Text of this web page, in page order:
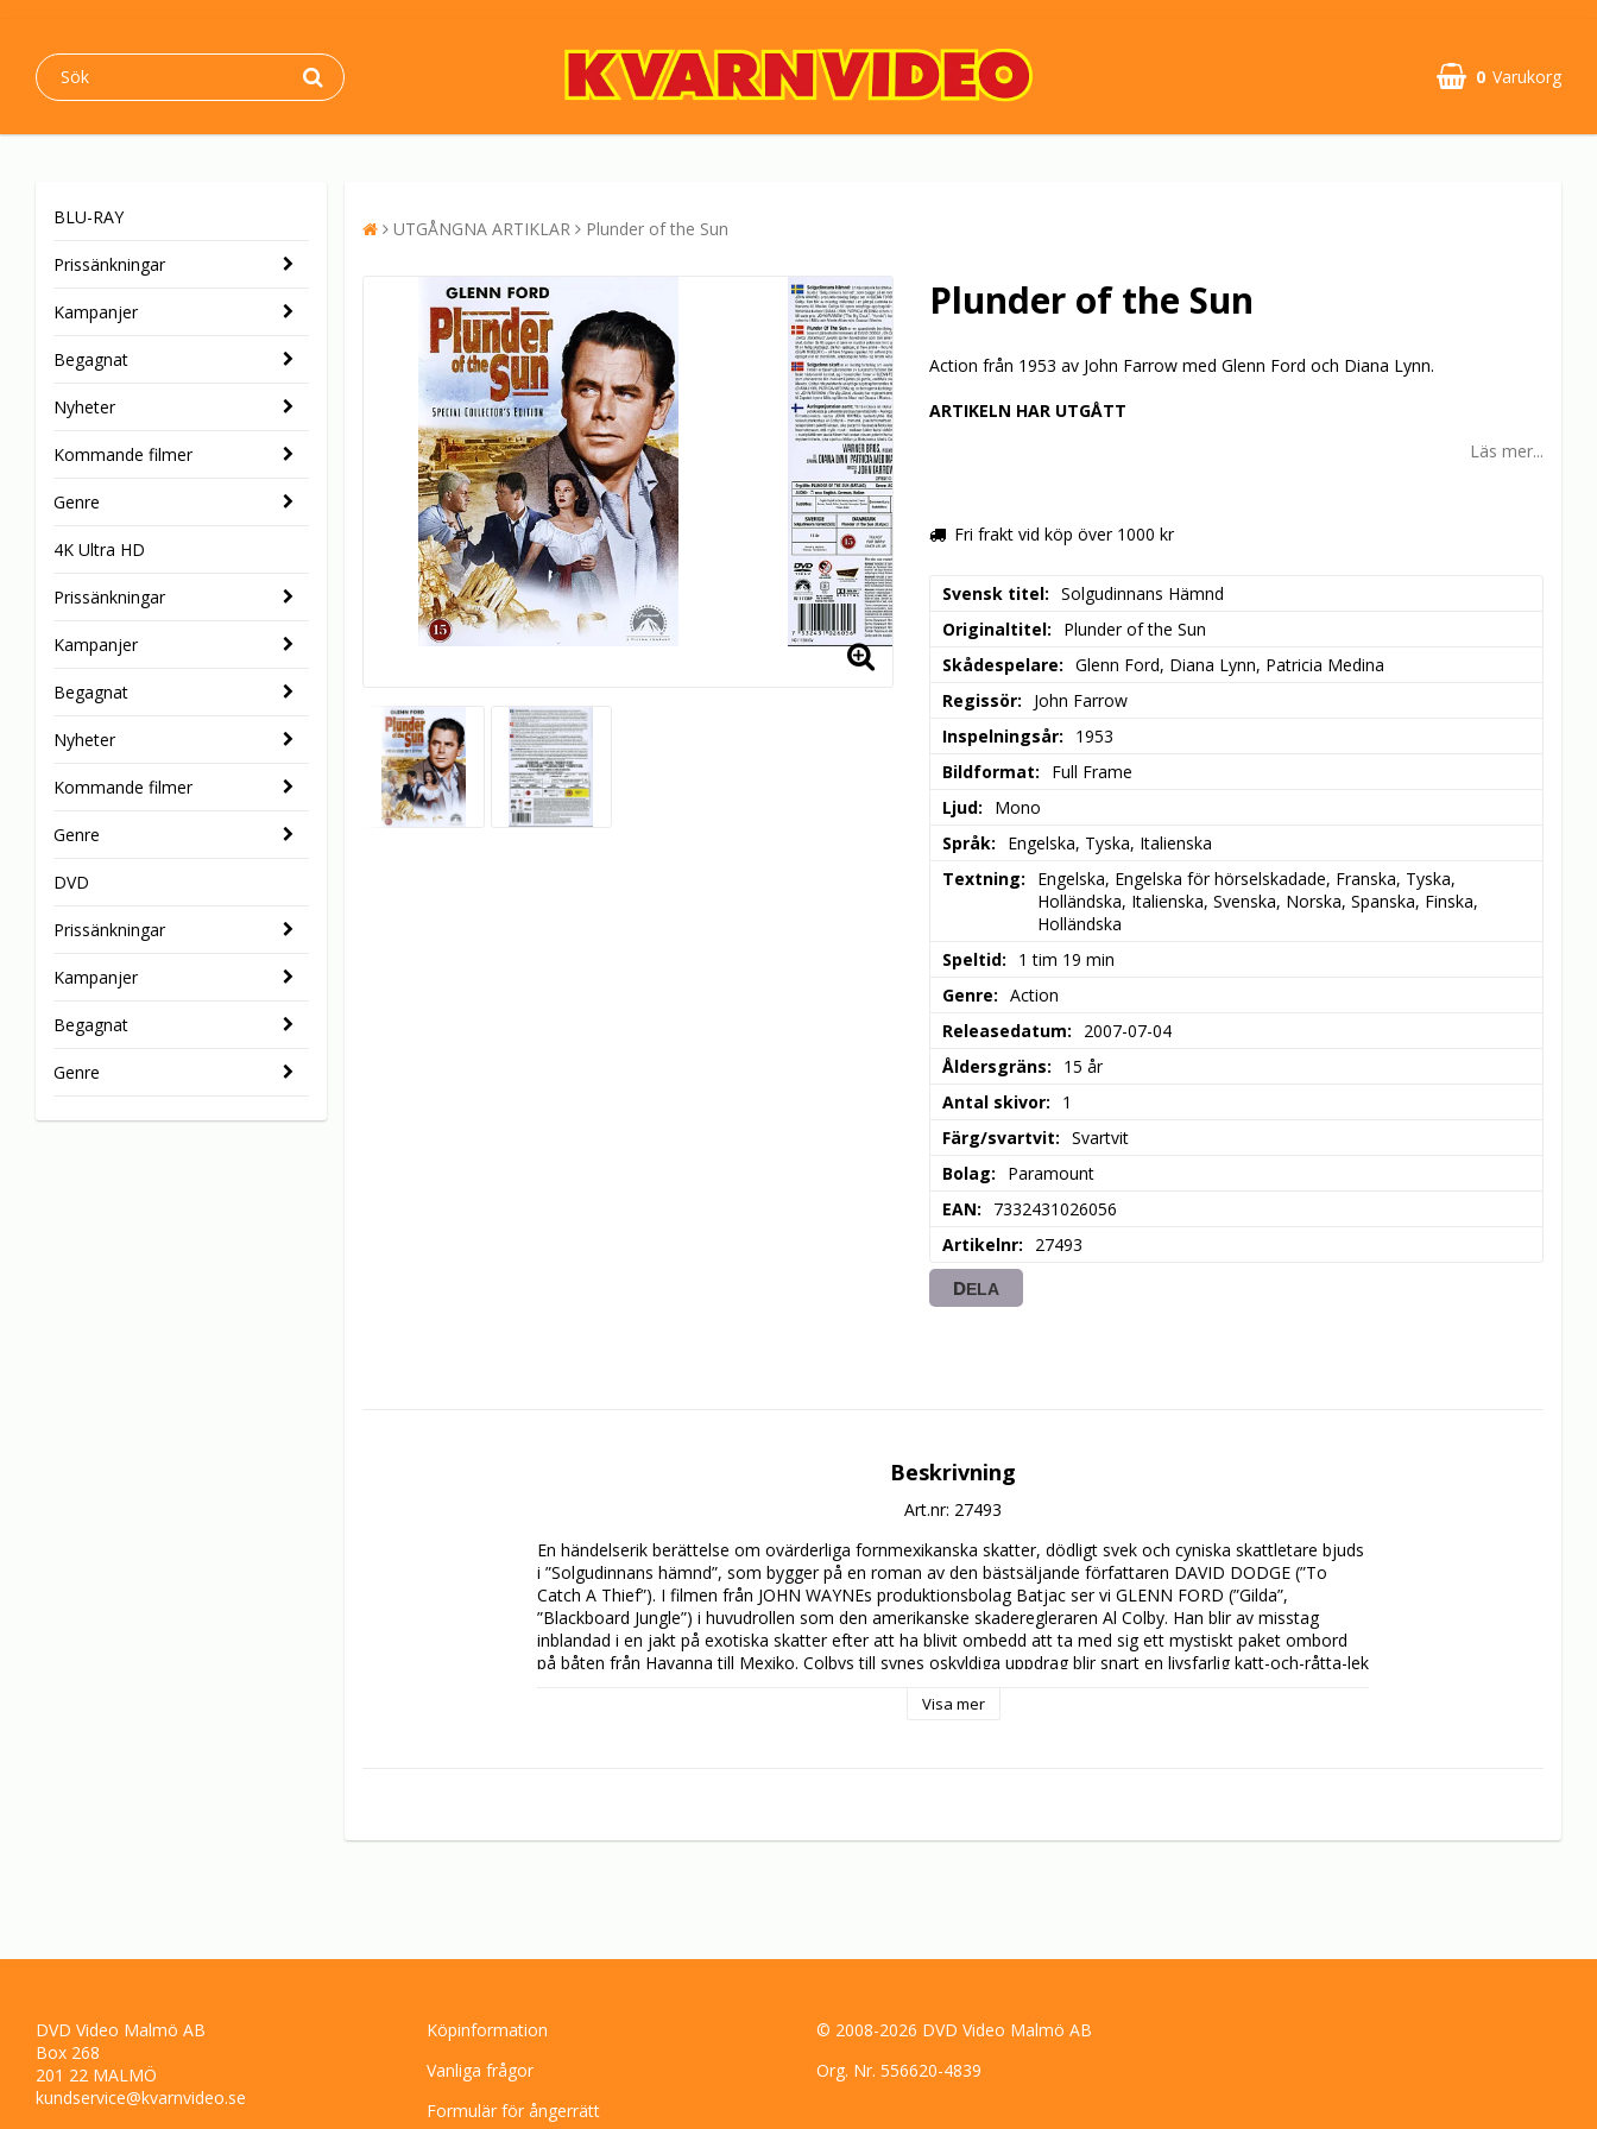
0 Varukorg
BLU-RAY
Prissänkningar
Kampanjer
Begagnat
Nyheter
Kommande filmer
Genre
4K Ultra HD
Prissänkningar
Kampanjer
Begagnat
Nyheter
Kommande filmer
Genre
DVD
Prissänkningar
Kampanjer
Begagnat
Genre
UTGÅNGNA ARTIKLAR Plunder of the Sun
Plunder of the Sun
Action från 1953 av John Farrow med Glenn Ford och Diana Lynn.
ARTIKELN HAR UTGÅTT
Läs mer...
Fri frakt vid köp över 1000 kr
Svensk titel
Solgudinnans Hämnd
Originaltitel
Plunder of the Sun
Skådespelare
Glenn Ford, Diana Lynn, Patricia Medina
Regissör
John Farrow
Inspelningsår
1953
Bildformat
Full Frame
Ljud
Mono
Språk
Engelska, Tyska, Italienska
Textning
Engelska, Engelska för hörselskadade, Franska, Tyska,
Holländska, Italienska, Svenska, Norska, Spanska, Finska,
Holländska
Speltid
1 tim 19 min
Genre
Action
Releasedatum
2007-07-04
Åldersgräns
15 år
Antal skivor
1
Färg/svartvit
Svartvit
Bolag
Paramount
EAN
7332431026056
Artikelnr
27493
DELA
Beskrivning
Art.nr: 27493
En händelserik berättelse om ovärderliga fornmexikanska skatter, dödligt svek och cyniska skattletare bjuds
i ”Solgudinnans hämnd”, som bygger på en roman av den bästsäljande författaren DAVID DODGE (”To
Catch A Thief”). I filmen från JOHN WAYNEs produktionsbolag Batjac ser vi GLENN FORD (”Gilda”,
”Blackboard Jungle”) i huvudrollen som den amerikanske skaderegleraren Al Colby. Han blir av misstag
inblandad i en jakt på exotiska skatter efter att ha blivit ombedd att ta med sig ett mystiskt paket ombord
på båten från Havanna till Mexiko. Colbys till synes oskyldiga uppdrag blir snart en livsfarlig katt-och-råtta-lek
och en opålitlig skojare (SEAN McCLORY) – som är fast beslutna att lägga vantarna på paketet … till varje
Visa mer
DVD Video Malmö AB
Box 268
201 22 MALMÖ
kundservice@kvarnvideo.se
Köpinformation
Vanliga frågor
Formulär för ångerrätt
© 2008-2026 DVD Video Malmö AB
Org. Nr. 556620-4839